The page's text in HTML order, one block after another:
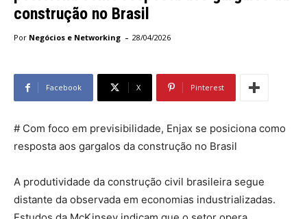
construção no Brasil
Por Negócios e Networking - 28/04/2026
Facebook X Pinterest
# Com foco em previsibilidade, Enjax se posiciona como
resposta aos gargalos da construção no Brasil
A produtividade da construção civil brasileira segue
distante da observada em economias industrializadas.